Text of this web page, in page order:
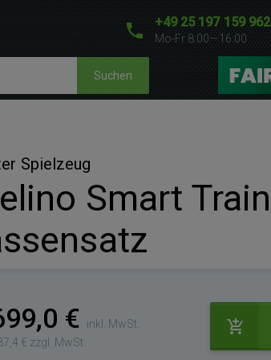
+49 25 197 159 962
Mo-Fr 8:00—16:00
Suchen
Spielzeug
Smart Train
€
inkl. MwSt.
€ zzgl. MwSt.